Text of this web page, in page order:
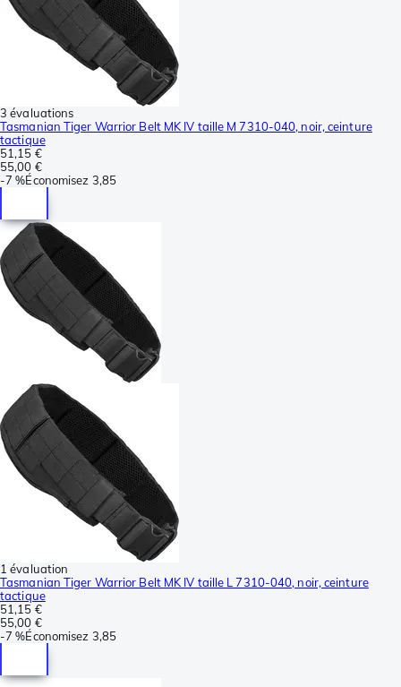
3 évaluations
Tasmanian Tiger Warrior Belt MK IV taille M 7310-040, noir, ceinture
tactique
51,15 €
55,00 €
-7 %Économisez 3,85
1 évaluation
Tasmanian Tiger Warrior Belt MK IV taille L 7310-040, noir, ceinture
tactique
51,15 €
55,00 €
-7 %Économisez 3,85